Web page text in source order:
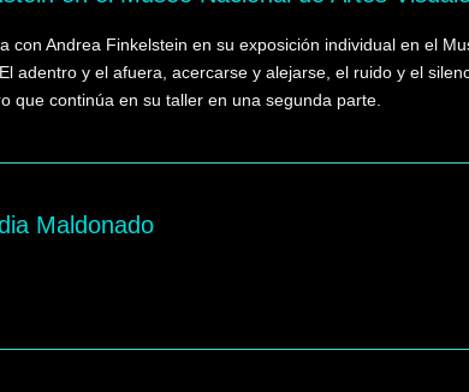
con Andrea Finkelstein en su exposición individual en el
adentro y el afuera, acercarse y alejarse, el ruido y el
que continúa en su taller en una segunda parte.
Maldonado